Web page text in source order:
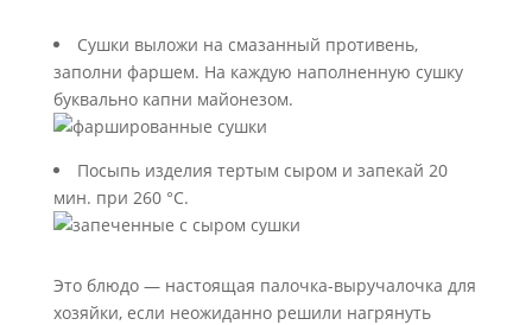
Сушки выложи на смазанный противень,
заполни фаршем. На каждую наполненную сушку
буквально капни майонезом.
Посыпь изделия тертым сыром и запекай 20
мин. при 260 °С.
Это блюдо — настоящая палочка-выручалочка для
хозяйки, если неожиданно решили нагрянуть